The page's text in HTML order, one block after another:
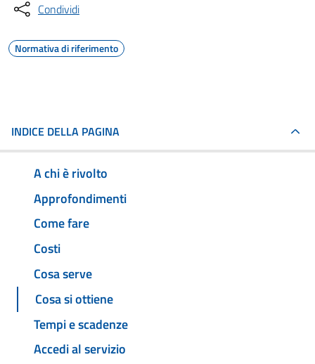
Condividi
Normativa di riferimento
INDICE DELLA PAGINA
A chi è rivolto
Approfondimenti
Come fare
Costi
Cosa serve
Cosa si ottiene
Tempi e scadenze
Accedi al servizio